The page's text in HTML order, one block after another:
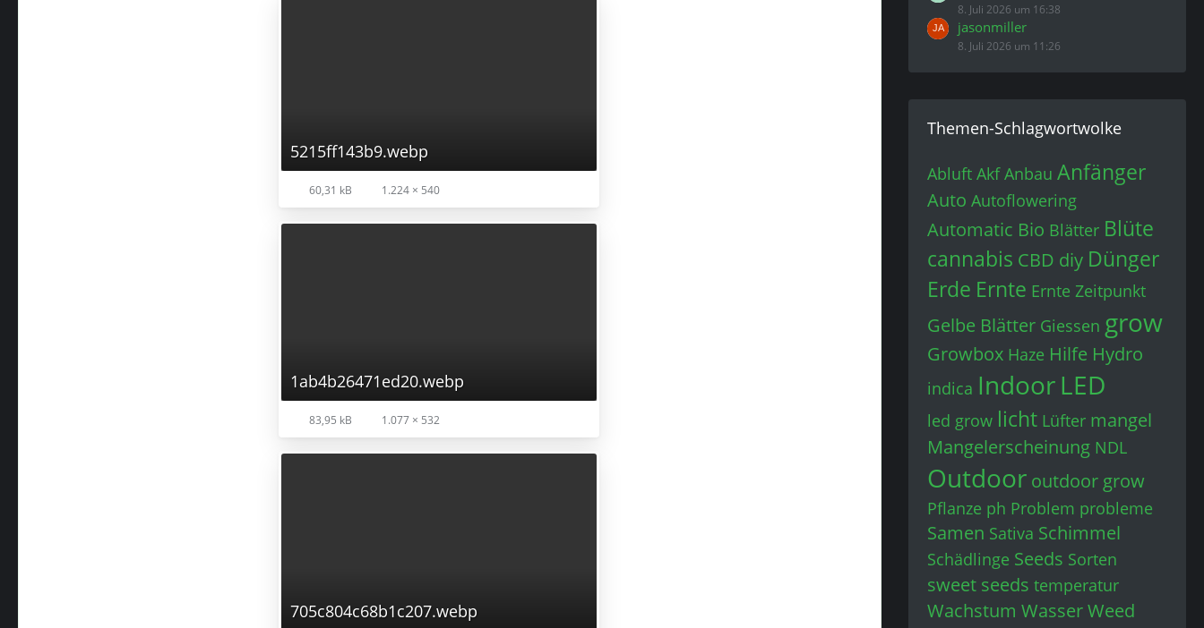
5215ff143b9.webp
60,31 kB 1.224 × 540
1ab4b26471ed20.webp
83,95 kB 1.077 × 532
705c804c68b1c207.webp
8. Juli 2026 um 16:38
jasonmiller
8. Juli 2026 um 11:26
Themen-Schlagwortwolke
Abluft Akf Anbau Anfänger
Auto Autoflowering
Automatic Bio Blätter Blüte
cannabis CBD diy Dünger
Erde Ernte Ernte Zeitpunkt
Gelbe Blätter Giessen grow
Growbox Haze Hilfe Hydro
indica IndoorLED
led grow licht Lüfter mangel
Mangelerscheinung NDL
Outdoor outdoor grow
Pflanze ph Problem probleme
Samen Sativa Schimmel
Schädlinge Seeds Sorten
sweet seeds temperatur
Wachstum WasserWeed